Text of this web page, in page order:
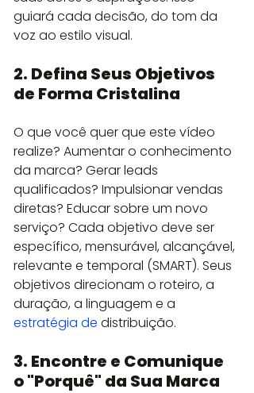
guiará cada decisão, do tom da
voz ao estilo visual.
2. Defina Seus Objetivos
de Forma Cristalina
O que você quer que este vídeo
realize? Aumentar o conhecimento
da marca? Gerar leads
qualificados? Impulsionar vendas
diretas? Educar sobre um novo
serviço? Cada objetivo deve ser
específico, mensurável, alcançável,
relevante e temporal (SMART). Seus
objetivos direcionam o roteiro, a
duração, a linguagem e a
estratégia de distribuição.
3. Encontre e Comunique
o "Porquê" da Sua Marca